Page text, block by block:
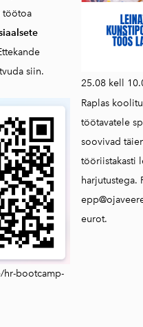
töötoa
siin.
hr-bootcamp-
25.08 kell
Raplas
töötavatele
soovivad
tööriistakasti
harjutustega.
eurot.